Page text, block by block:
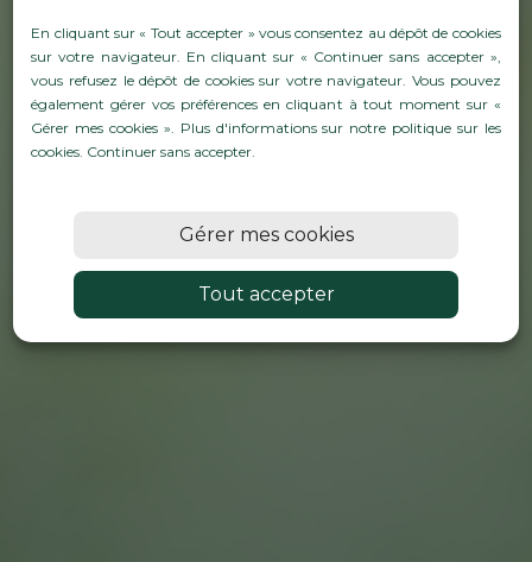
TAILLANDERIE, LIERIE ET
AGRAFES DE PALISSAGE
POUR LA VITICULTURE
En cliquant sur « Tout accepter » vous consentez au dépôt de cookies
sur votre navigateur. En cliquant sur « Continuer sans accepter »,
vous refusez le dépôt de cookies sur votre navigateur. Vous pouvez
également gérer vos préférences en cliquant à tout moment sur «
Gérer mes cookies ». Plus d'informations sur notre politique sur les
cookies. Continuer sans accepter.
Gérer mes cookies
Tout accepter